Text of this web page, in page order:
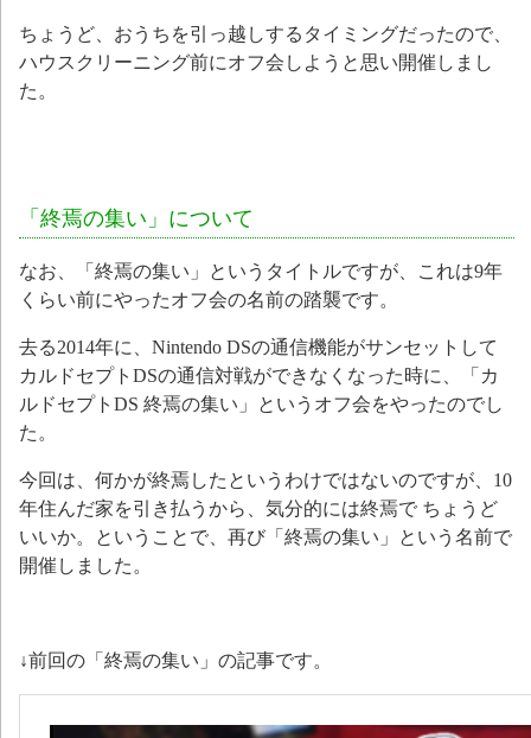
ちょうど、おうちを引っ越しするタイミングだったので、
ハウスクリーニング前にオフ会しようと思い開催しまし
た。
「終焉の集い」について
なお、「終焉の集い」というタイトルですが、これは9年
くらい前にやったオフ会の名前の踏襲です。
去る2014年に、Nintendo DSの通信機能がサンセットして
カルドセプトDSの通信対戦ができなくなった時に、「カ
ルドセプトDS 終焉の集い」というオフ会をやったのでし
た。
今回は、何かが終焉したというわけではないのですが、10
年住んだ家を引き払うから、気分的には終焉で ちょうど
いいか。ということで、再び「終焉の集い」という名前で
開催しました。
↓前回の「終焉の集い」の記事です。